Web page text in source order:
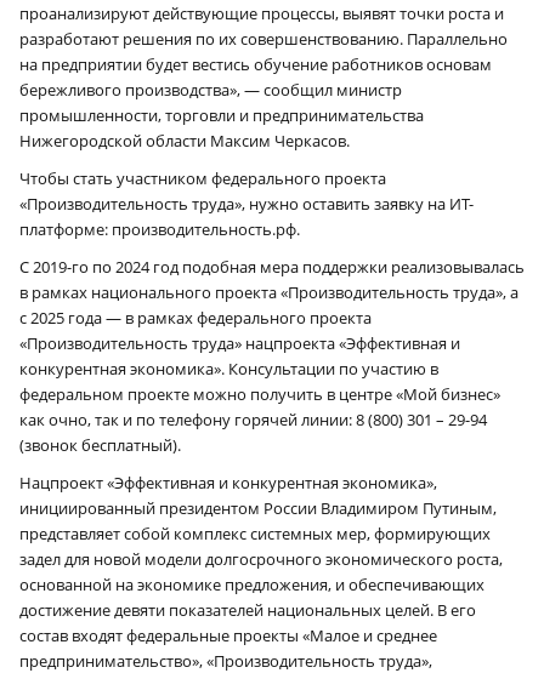
проанализируют действующие процессы, выявят точки роста и
разработают решения по их совершенствованию. Параллельно
на предприятии будет вестись обучение работников основам
бережливого производства», — сообщил министр
промышленности, торговли и предпринимательства
Нижегородской области Максим Черкасов.
Чтобы стать участником федерального проекта
«Производительность труда», нужно оставить заявку на ИТ-
платформе: производительность.рф.
С 2019-го по 2024 год подобная мера поддержки реализовывалась
в рамках национального проекта «Производительность труда», а
с 2025 года — в рамках федерального проекта
«Производительность труда» нацпроекта «Эффективная и
конкурентная экономика». Консультации по участию в
федеральном проекте можно получить в центре «Мой бизнес»
как очно, так и по телефону горячей линии: 8 (800) 301 – 29-94
(звонок бесплатный).
Нацпроект «Эффективная и конкурентная экономика»,
инициированный президентом России Владимиром Путиным,
представляет собой комплекс системных мер, формирующих
задел для новой модели долгосрочного экономического роста,
основанной на экономике предложения, и обеспечивающих
достижение девяти показателей национальных целей. В его
состав входят федеральные проекты «Малое и среднее
предпринимательство», «Производительность труда»,